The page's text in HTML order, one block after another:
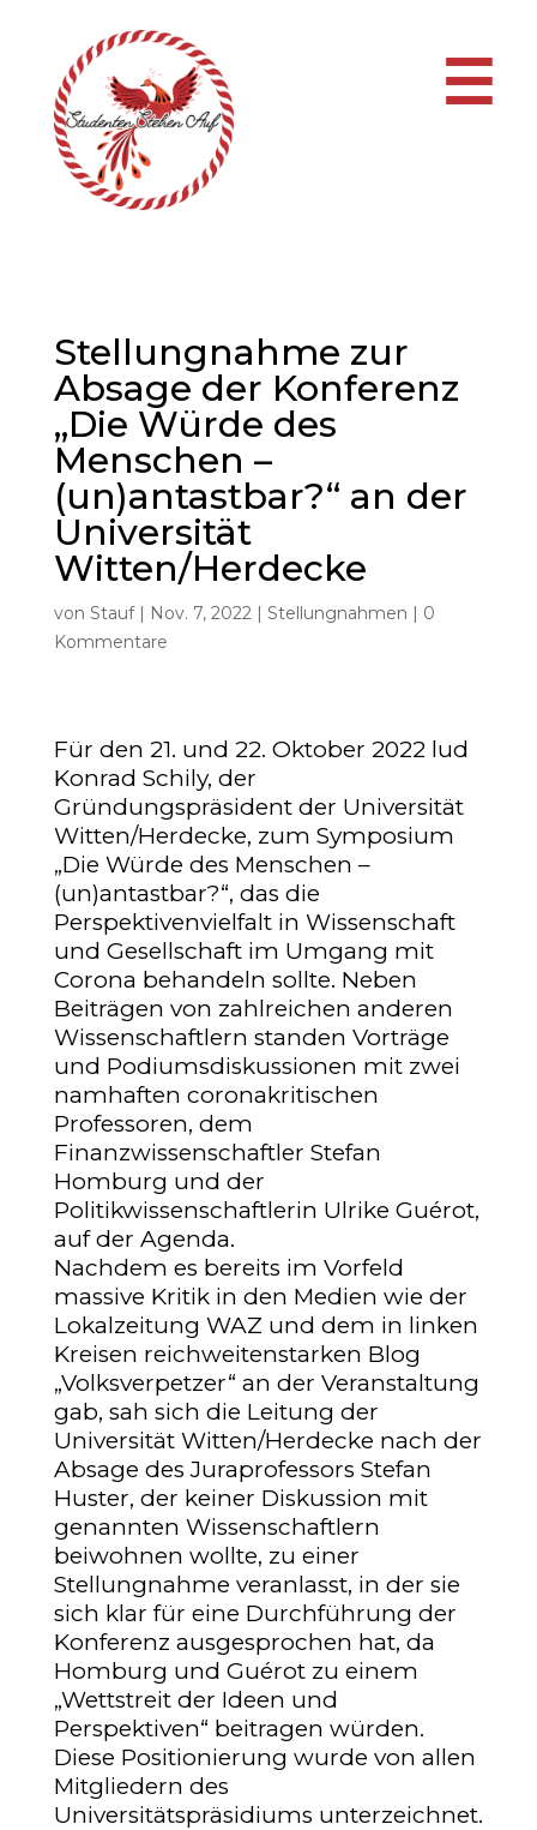
☰
Stellungnahme zur
Absage der Konferenz
„Die Würde des
Menschen –
(un)antastbar?“ an der
Universität
Witten/Herdecke
von Stauf| Nov. 7, 2022| Stellungnahmen | 0
Kommentare
Für den 21. und 22. Oktober 2022 lud
Konrad Schily, der
Gründungspräsident der Universität
Witten/Herdecke, zum Symposium
„Die Würde des Menschen –
(un)antastbar?“, das die
Perspektivenvielfalt in Wissenschaft
und Gesellschaft im Umgang mit
Corona behandeln sollte. Neben
Beiträgen von zahlreichen anderen
Wissenschaftlern standen Vorträge
und Podiumsdiskussionen mit zwei
namhaften coronakritischen
Professoren, dem
Finanzwissenschaftler Stefan
Homburg und der
Politikwissenschaftlerin Ulrike Guérot,
auf der Agenda.
Nachdem es bereits im Vorfeld
massive Kritik in den Medien wie der
Lokalzeitung WAZ und dem in linken
Kreisen reichweitenstarken Blog
„Volksverpetzer“ an der Veranstaltung
gab, sah sich die Leitung der
Universität Witten/Herdecke nach der
Absage des Juraprofessors Stefan
Huster, der keiner Diskussion mit
genannten Wissenschaftlern
beiwohnen wollte, zu einer
Stellungnahme veranlasst, in der sie
sich klar für eine Durchführung der
Konferenz ausgesprochen hat, da
Homburg und Guérot zu einem
„Wettstreit der Ideen und
Perspektiven“ beitragen würden.
Diese Positionierung wurde von allen
Mitgliedern des
Universitätspräsidiums unterzeichnet.